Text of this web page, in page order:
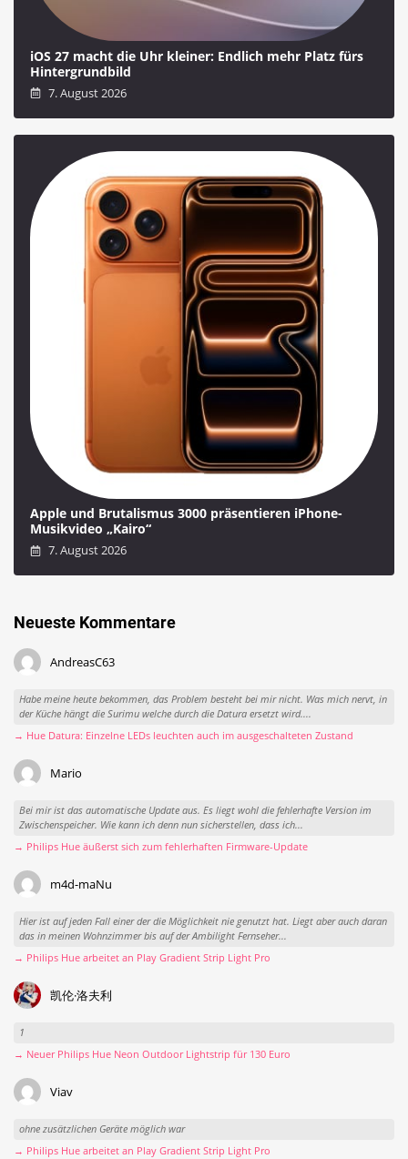
iOS 27 macht die Uhr kleiner: Endlich mehr Platz fürs
Hintergrundbild
7. August 2026
Apple und Brutalismus 3000 präsentieren iPhone-
Musikvideo „Kairo“
7. August 2026
Neueste Kommentare
AndreasC63
Habe meine heute bekommen, das Problem besteht bei mir nicht. Was mich nervt, in
der Küche hängt die Surimu welche durch die Datura ersetzt wird....
→ Hue Datura: Einzelne LEDs leuchten auch im ausgeschalteten Zustand
Mario
Bei mir ist das automatische Update aus. Es liegt wohl die fehlerhafte Version im
Zwischenspeicher. Wie kann ich denn nun sicherstellen, dass ich...
→ Philips Hue äußerst sich zum fehlerhaften Firmware-Update
m4d-maNu
Hier ist auf jeden Fall einer der die Möglichkeit nie genutzt hat. Liegt aber auch daran
das in meinen Wohnzimmer bis auf der Ambilight Fernseher...
→ Philips Hue arbeitet an Play Gradient Strip Light Pro
凯伦·洛夫利
1
→ Neuer Philips Hue Neon Outdoor Lightstrip für 130 Euro
Viav
ohne zusätzlichen Geräte möglich war
→ Philips Hue arbeitet an Play Gradient Strip Light Pro